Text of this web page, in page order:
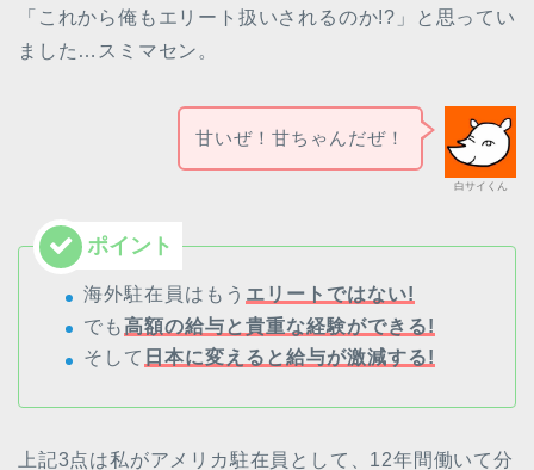
「これから俺もエリート扱いされるのか!?」と思ってい
ました…スミマセン。
白サイくん
甘いぜ！甘ちゃんだぜ！
海外駐在員はもう エリートではない!
でも高額の給与と貴重な経験ができる!
そして 日本に変えると給与が激減する!
上記3点は私がアメリカ駐在員として、12年間働いて分